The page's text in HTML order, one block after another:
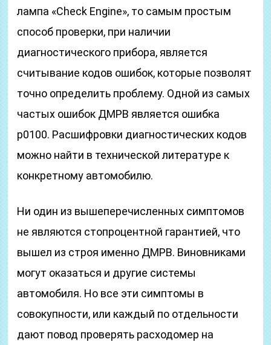
лампа «Check Engine», то самым простым
способ проверки, при наличии
диагностического прибора, является
считывание кодов ошибок, которые позволят
точно определить проблему. Одной из самых
частых ошибок ДМРВ является ошибка
р0100. Расшифровки диагностических кодов
можно найти в технической литературе к
конкретному автомобилю.
Ни один из вышеперечисленных симптомов
не являются стопроцентной гарантией, что
вышел из строя именно ДМРВ. Виновниками
могут оказаться и другие системы
автомобиля. Но все эти симптомы в
совокупности, или каждый по отдельности
дают повод проверять расходомер на